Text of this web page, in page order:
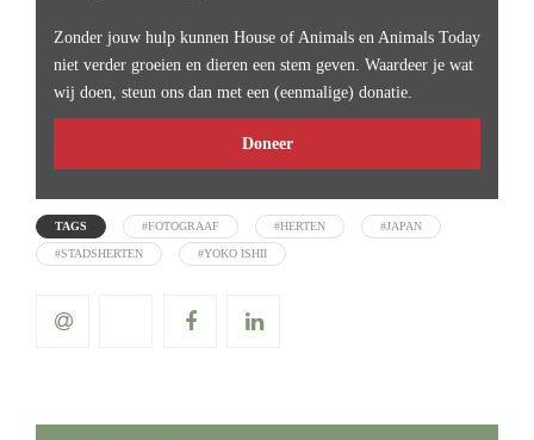
Zonder jouw hulp kunnen House of Animals en Animals Today
niet verder groeien en dieren een stem geven. Waardeer je wat
wij doen, steun ons dan met een (eenmalige) donatie.
Doneer
TAGS #FOTOGRAAF #HERTEN #JAPAN
#STADSHERTEN #YOKO ISHII